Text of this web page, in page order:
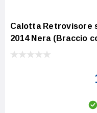
Calotta Retrovisore
2014 Nera (Braccio